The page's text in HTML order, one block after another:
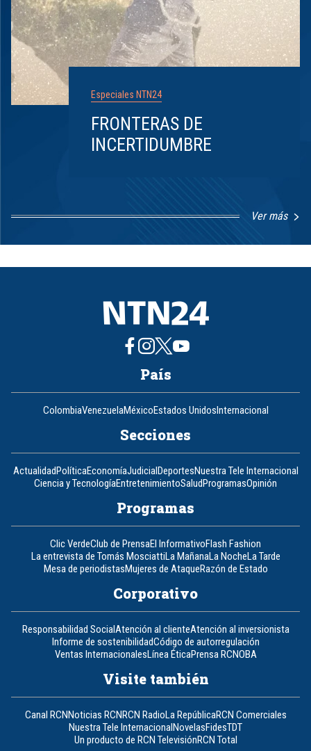
Especiales NTN24
FRONTERAS DE
INCERTIDUMBRE
Ver más
1
8
País
ColombiaVenezuelaMéxicoEstados UnidosInternacional
Secciones
ActualidadPolíticaEconomíaJudicialDeportesNuestra Tele Internacional
Ciencia y TecnologíaEntretenimientoSaludProgramasOpinión
Programas
Clic VerdeClub de PrensaEl InformativoFlash Fashion
La entrevista de Tomás MosciattiLa MañanaLa NocheLa Tarde
Mesa de periodistasMujeres de AtaqueRazón de Estado
Corporativo
Responsabilidad SocialAtención al clienteAtención al inversionista
Informe de sostenibilidadCódigo de autorregulación
Ventas InternacionalesLínea ÉticaPrensa RCNOBA
Visite también
Canal RCNNoticias RCNRCN RadioLa RepúblicaRCN Comerciales
Nuestra Tele InternacionalNovelasFidesTDT
Un producto de RCN TelevisiónRCN Total